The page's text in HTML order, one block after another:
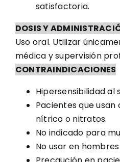
satisfactoria.
DOSIS Y
Uso oral. Utilizar
médica y supervisión
CONTRAINDICACIONES
Hipersensibilidad al
Pacientes que usan
nítrico o nitratos.
No indicado para
No usar en